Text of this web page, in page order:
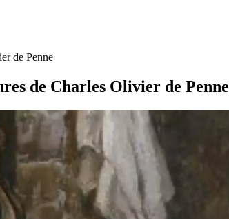
de Penne
de Charles Olivier de Penne